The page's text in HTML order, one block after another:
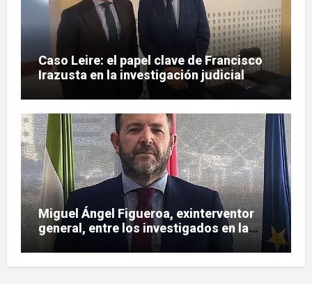
Caso Leire: el papel clave de Francisco
Irazusta en la investigación judicial
sobre Tubos Reunidos
Miguel Ángel Figueroa, exinterventor
general, entre los investigados en la
pieza SEPI